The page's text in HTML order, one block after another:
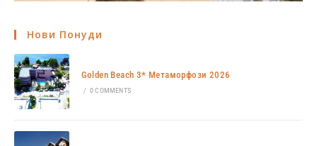
Нови Понуди
Golden Beach 3* Метаморфози 2026
/ 0 COMMENTS